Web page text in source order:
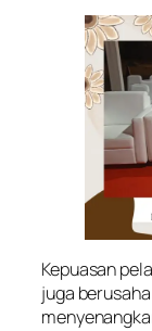
Kepuasan
juga